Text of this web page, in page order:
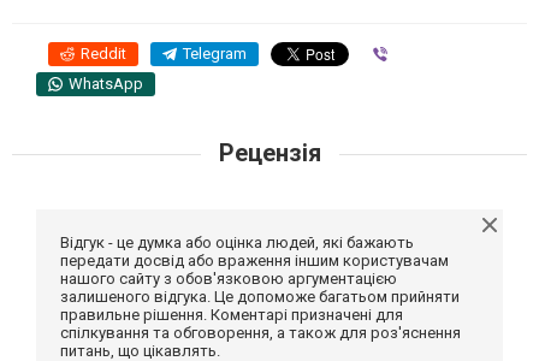
Reddit Telegram
WhatsApp
Рецензія
Відгук - це думка або оцінка людей, які бажають
передати досвід або враження іншим користувачам
нашого сайту з обов'язковою аргументацією
залишеного відгука. Це допоможе багатьом прийняти
правильне рішення. Коментарі призначені для
спілкування та обговорення, а також для роз'яснення
питань, що цікавлять.